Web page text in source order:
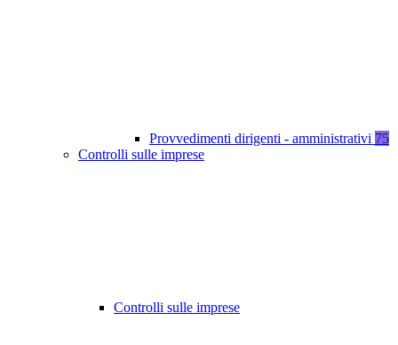
Provvedimenti dirigenti - amministrativi 75
Controlli sulle imprese
Controlli sulle imprese